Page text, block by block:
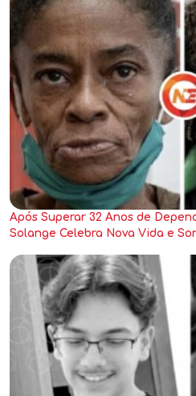
Após Superar 32 Anos de
Solange Celebra Nova Vida e